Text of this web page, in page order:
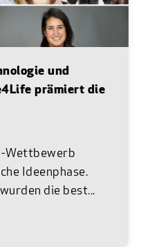
und
prämiert die
Wettbewerb
Ideenphase.
die best...